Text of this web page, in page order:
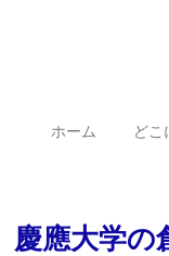
ホーム どこ
慶應大学